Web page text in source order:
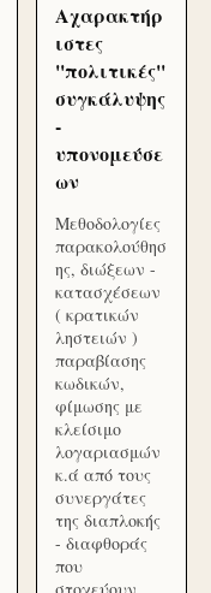
Αχαρακτήρ
ιστες
''πολιτικές''
συγκάλυψης
-
υπονομεύσε
ων
Μεθοδολογίες
παρακολούθησ
ης, διώξεων -
κατασχέσεων
( κρατικών
ληστειών )
παραβίασης
κωδικών,
φίμωσης με
κλείσιμο
λογαριασμών
κ.ά από τους
συνεργάτες
της διαπλοκής
- διαφθοράς
που